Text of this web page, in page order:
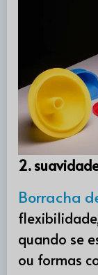
2.
Borracha
quando se
ou formas